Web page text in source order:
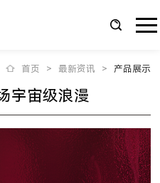
首页 > 最新资讯 > 产品展示
宇宙级浪漫